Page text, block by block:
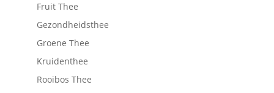
Fruit Thee
Gezondheidsthee
Groene Thee
Kruidenthee
Rooibos Thee